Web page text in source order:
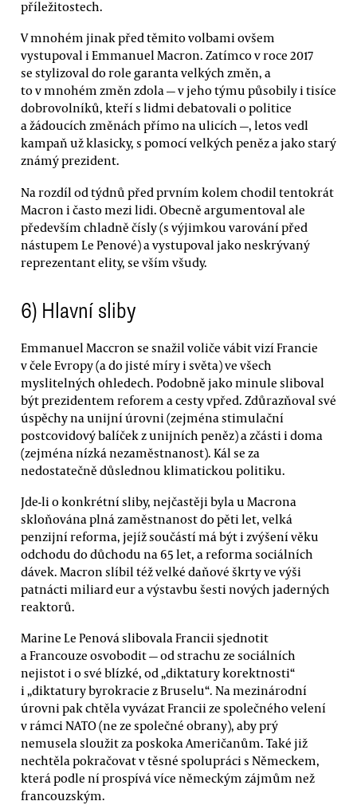
příležitostech.
V mnohém jinak před těmito volbami ovšem
vystupoval i Emmanuel Macron. Zatímco v roce 2017
se stylizoval do role garanta velkých změn, a
to v mnohém změn zdola — v jeho týmu působily i tisíce
dobrovolníků, kteří s lidmi debatovali o politice
a žádoucích změnách přímo na ulicích —, letos vedl
kampaň už klasicky, s pomocí velkých peněz a jako starý
známý prezident.
Na rozdíl od týdnů před prvním kolem chodil tentokrát
Macron i často mezi lidi. Obecně argumentoval ale
především chladně čísly (s výjimkou varování před
nástupem Le Penové) a vystupoval jako neskrývaný
reprezentant elity, se vším všudy.
6) Hlavní sliby
Emmanuel Maccron se snažil voliče vábit vizí Francie
v čele Evropy (a do jisté míry i světa) ve všech
myslitelných ohledech. Podobně jako minule sliboval
být prezidentem reforem a cesty vpřed. Zdůrazňoval své
úspěchy na unijní úrovni (zejména stimulační
postcovidový balíček z unijních peněz) a zčásti i doma
(zejména nízká nezaměstnanost). Kál se za
nedostatečně důslednou klimatickou politiku.
Jde-li o konkrétní sliby, nejčastěji byla u Macrona
skloňována plná zaměstnanost do pěti let, velká
penzijní reforma, jejíž součástí má být i zvýšení věku
odchodu do důchodu na 65 let, a reforma sociálních
dávek. Macron slíbil též velké daňové škrty ve výši
patnácti miliard eur a výstavbu šesti nových jaderných
reaktorů.
Marine Le Penová slibovala Francii sjednotit
a Francouze osvobodit — od strachu ze sociálních
nejistot i o své blízké, od „diktatury korektnosti“
i „diktatury byrokracie z Bruselu“. Na mezinárodní
úrovni pak chtěla vyvázat Francii ze společného velení
v rámci NATO (ne ze společné obrany), aby prý
nemusela sloužit za poskoka Američanům. Také již
nechtěla pokračovat v těsné spolupráci s Německem,
která podle ní prospívá více německým zájmům než
francouzským.